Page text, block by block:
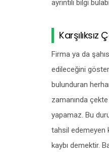
ayrıntılı bilgi
Karşılıksız
Firma ya da
edileceğini
bulunduran
zamanında
yapamaz. Bu
tahsil edemeyen
kaybı demektir.